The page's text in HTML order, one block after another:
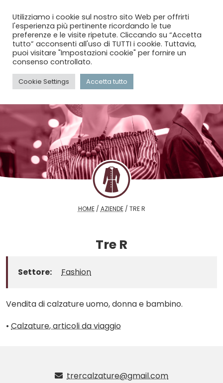
menu
HOME/ AZIENDE/ TRE R
Tre R
Settore: Fashion
Vendita di calzature uomo, donna e bambino.
• Calzature, articoli da viaggio
trercalzature@gmail.com
Utilizziamo i cookie sul nostro sito Web per offrirti
l'esperienza più pertinente ricordando le tue
preferenze e le visite ripetute. Cliccando su “Accetta
tutto” acconsenti all'uso di TUTTI i cookie. Tuttavia,
puoi visitare "Impostazioni cookie" per fornire un
consenso controllato.
Cookie Settings Accetta tutto